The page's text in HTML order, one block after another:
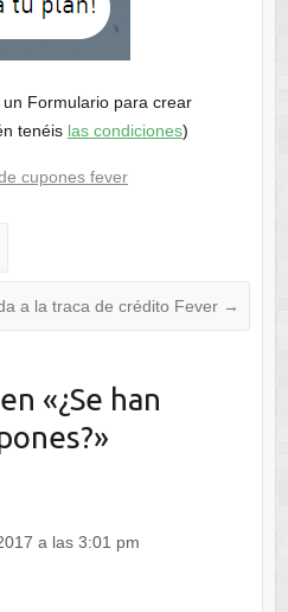
Formulario para crear
tenéis las condiciones)
cupones fever
a la traca de crédito Fever →
«¿Se han
»
a las 3:01 pm